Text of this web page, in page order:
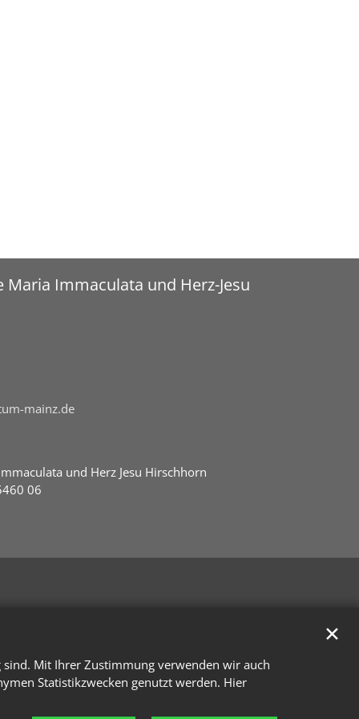
Mit Ihrer Zustimmung verwenden wir auch
Statistikzwecken genutzt werden. Hier
✕
Immaculata und Herz-Jesu
mainz.de
und Herz Jesu Hirschhorn
06